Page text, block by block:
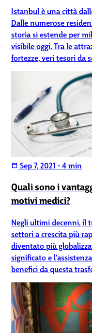
Istanbul è una città
Dalle numerose
storia si estende per
visibile oggi. Tra le
fortezze, veri tesori da
calendar_today Sep 7, 2021 • 4 min
Quali sono i
motivi medici?
Negli ultimi decenni, il
settori a crescita più
diventato più
significato e
benefici da questa